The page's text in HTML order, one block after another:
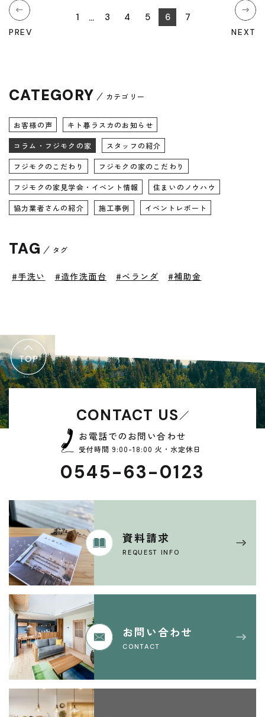
1
PREV
3 4 5 6 7
NEXT
CATEGORY カテゴリー
お客様の声 キト暮ラスカのお知らせ
コラム・フジモクの家 スタッフの紹介
フジモクのこだわり フジモクの家のこだわり
フジモクの家見学会・イベント情報 住まいのノウハウ
協力業者さんの紹介 施工事例 イベントレポート
TAG タグ
#手洗い #造作洗面台 #ベランダ #補助金
CONTACT US
お電話でのお問い合わせ
受付時間 9:00-18:00 火・水定休日
0545-63-0123
資料請求
REQUEST INFO
お問い合わせ
CONTACT